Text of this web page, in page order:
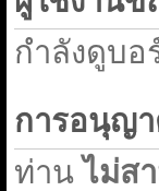
กำลังดูบ
การอนุญ
ท่านไม่ส